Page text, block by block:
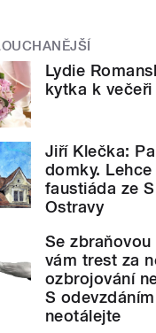
Lydie
kytka k večeři
Jiří Klečka:
domky.
faustiáda ze
Ostravy
Se
vám trest za
ozbrojování
S
neotálejte